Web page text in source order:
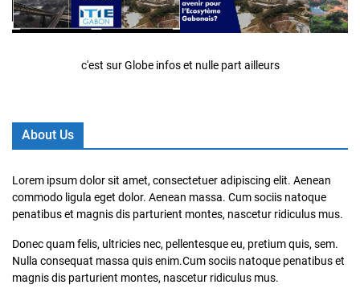
c'est sur Globe infos et nulle part ailleurs
About Us
Lorem ipsum dolor sit amet, consectetuer adipiscing elit. Aenean
commodo ligula eget dolor. Aenean massa. Cum sociis natoque
penatibus et magnis dis parturient montes, nascetur ridiculus mus.
Donec quam felis, ultricies nec, pellentesque eu, pretium quis, sem.
Nulla consequat massa quis enim.Cum sociis natoque penatibus et
magnis dis parturient montes, nascetur ridiculus mus.